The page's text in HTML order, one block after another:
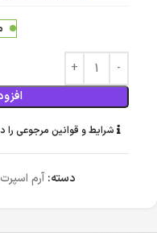
شرایط و قوانین مرجوعی را
دسته: آرم اسپرت